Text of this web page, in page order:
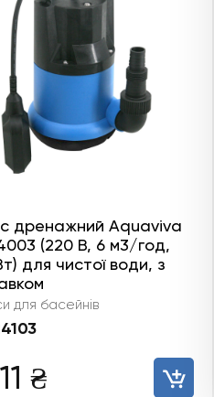
дренажний Aquaviva
(220 В, 6 м3/год,
для чистої води, з
для басейнів
₴